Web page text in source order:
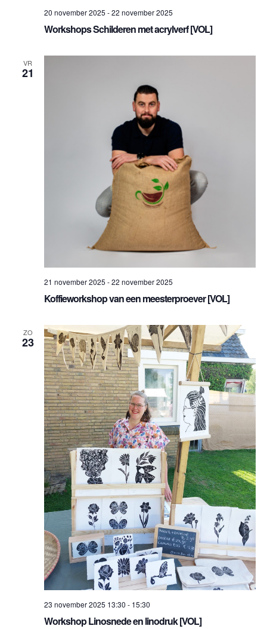
Workshops Schilderen met acrylverf [VOL]
20 november 2025 -22 november 2025
VR
21
Koffieworkshop van een meesterproever [VOL]
21 november 2025 -22 november 2025
ZO
23
Workshop Linosnede en linodruk [VOL]
23 november 2025 13:30 - 15:30